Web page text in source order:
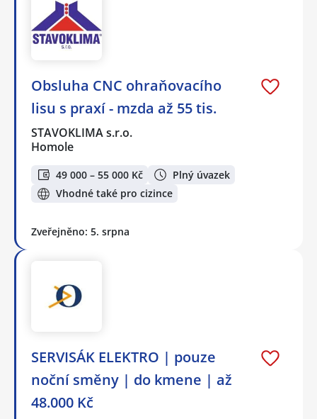
Obsluha CNC ohraňovacího
lisu s praxí - mzda až 55 tis.
STAVOKLIMA s.r.o.
Homole
49 000 – 55 000 Kč
Plný úvazek
Vhodné také pro cizince
Zveřejněno: 5. srpna
SERVISÁK ELEKTRO | pouze
noční směny | do kmene | až
48.000 Kč